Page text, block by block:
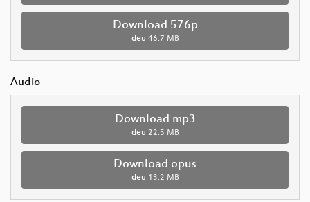
Download 576p
deu 46.7 MB
Audio
Download mp3
deu 22.5 MB
Download opus
deu 13.2 MB